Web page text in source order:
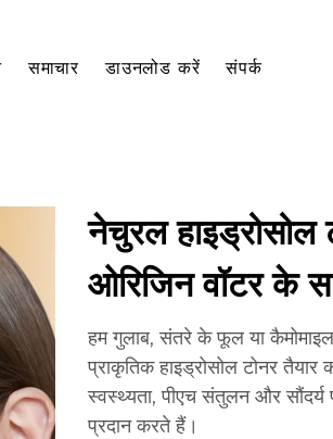
समाचार डाउनलोड करें संपर्क
नेचुरल
ओरिजिन वॉटर के
हम गुलाब, संतरे के फूल या
प्राकृतिक हाइड्रोसोल टोनर
स्वस्थ्यता, पीएच संतुलन और
प्रदान करते हैं।